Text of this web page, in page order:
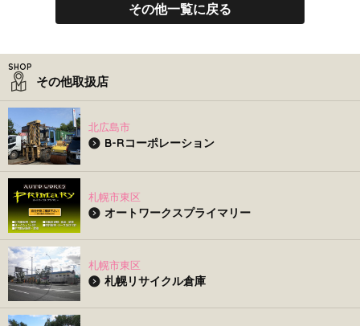
その他一覧に戻る
その他取扱店
北広島市
B-Rコーポレーション
札幌市東区
オートワークスプライマリー
札幌市東区
札幌リサイクル倉庫